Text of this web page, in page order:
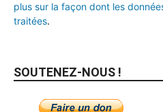
plus sur la façon dont les
traitées.
SOUTENEZ-NOUS !